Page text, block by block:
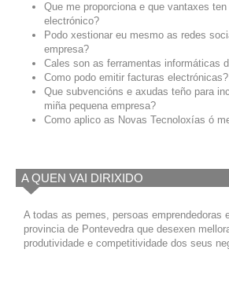
Que me proporciona e que vantaxes
electrónico?
Podo xestionar eu mesmo as redes
empresa?
Cales son as ferramentas informáticas
Como podo emitir facturas electrónicas?
Que subvencións e axudas teño para
miña pequena empresa?
Como aplico as Novas Tecnoloxías ó
A QUEN VAI DIRIXIDO
A todas as pemes, persoas emprendedoras
provincia de Pontevedra que desexen
produtividade e competitividade dos seus